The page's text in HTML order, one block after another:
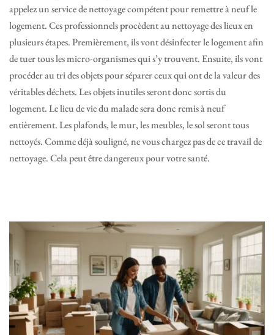
appelez un service de nettoyage compétent pour remettre à neuf le
logement. Ces professionnels procèdent au nettoyage des lieux en
plusieurs étapes. Premièrement, ils vont désinfecter le logement afin
de tuer tous les micro-organismes qui s’y trouvent. Ensuite, ils vont
procéder au tri des objets pour séparer ceux qui ont de la valeur des
véritables déchets. Les objets inutiles seront donc sortis du
logement. Le lieu de vie du malade sera donc remis à neuf
entièrement. Les plafonds, le mur, les meubles, le sol seront tous
nettoyés. Comme déjà souligné, ne vous chargez pas de ce travail de
nettoyage. Cela peut être dangereux pour votre santé.